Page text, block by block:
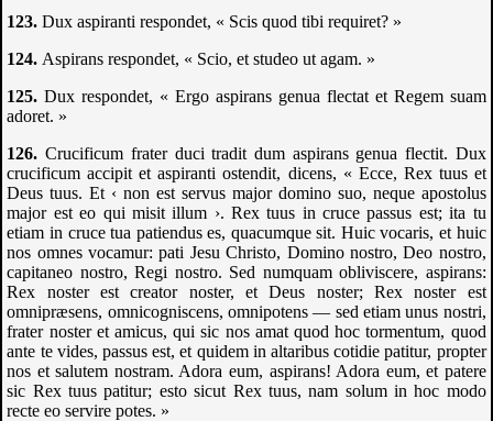
Dux aspiranti respondet, « Scis quod tibi requiret? »
Aspirans respondet, « Scio, et studeo ut agam. »
Dux respondet, « Ergo aspirans genua flectat et Regem suam
adoret. »
Crucificum frater duci tradit dum aspirans genua flectit. Dux
crucificum accipit et aspiranti ostendit, dicens, « Ecce, Rex tuus et
Deus tuus. Et ‹ non est servus major domino suo, neque apostolus
major est eo qui misit illum ›. Rex tuus in cruce passus est; ita tu
etiam in cruce tua patiendus es, quacumque sit. Huic vocaris, et huic
nos omnes vocamur: pati Jesu Christo, Domino nostro, Deo nostro,
capitaneo nostro, Regi nostro. Sed numquam obliviscere, aspirans:
Rex noster est creator noster, et Deus noster; Rex noster est
omnipræsens, omnicogniscens, omnipotens — sed etiam unus nostri,
frater noster et amicus, qui sic nos amat quod hoc tormentum, quod
ante te vides, passus est, et quidem in altaribus cotidie patitur, propter
nos et salutem nostram. Adora eum, aspirans! Adora eum, et patere
sic Rex tuus patitur; esto sicut Rex tuus, nam solum in hoc modo
recte eo servire potes. »